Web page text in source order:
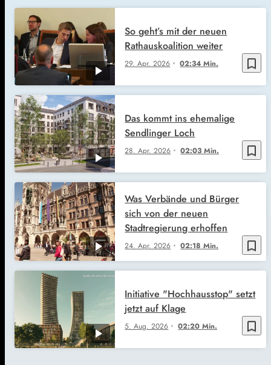
bookmark_border
29. Apr. 2026 02:34 Min.
So geht’s mit der neuen
Rathauskoalition weiter
bookmark_border
28. Apr. 2026 02:03 Min.
Das kommt ins ehemalige
Sendlinger Loch
bookmark_border
24. Apr. 2026 02:18 Min.
Was Verbände und Bürger
sich von der neuen
Stadtregierung erhoffen
bookmark_border
5. Aug. 2026 02:20 Min.
Initiative "Hochhausstop" setzt
jetzt auf Klage